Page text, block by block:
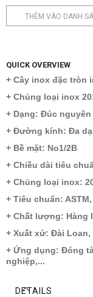
THÊM VÀO DANH
QUICK OVERVIEW
+ Cây inox đặc tròn
+ Chủng loại inox
+ Dạng: Đúc nguyên
+ Đường kính: Đa
+ Bề mặt: No1/2B
+ Chiều dài tiêu
+ Chủng loại inox:
+ Tiêu chuẩn: ASTM,
+ Chất lượng: Hàng
+ Xuất xứ: Đài Loan,
+ Ứng dụng: Đóng
nghiệp,...
DETAILS